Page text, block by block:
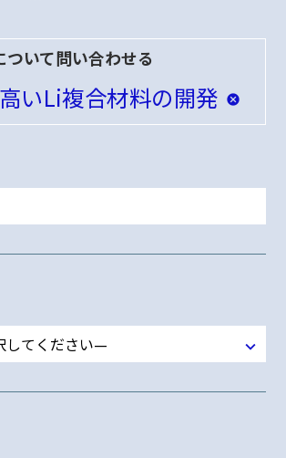
ついて問い合わせる
いLi複合材料の開発